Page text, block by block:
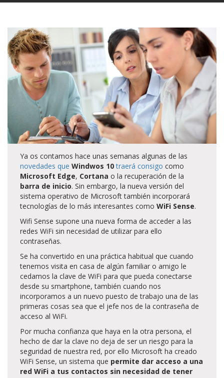
Ya os contamos hace unas semanas algunas de las
novedades que Windwos 10traerá consigo como
Microsoft Edge, Cortana o la recuperación de la
barra de inicio. Sin embargo, la nueva versión del
sistema operativo de Microsoft también incorporará
tecnologías de lo más interesantes como WiFi Sense.
Wifi Sense supone una nueva forma de acceder a las
redes WiFi sin necesidad de utilizar para ello
contraseñas.
Se ha convertido en una práctica habitual que cuando
tenemos visita en casa de algún familiar o amigo le
cedamos la clave de WiFi para que pueda conectarse
desde su smartphone, también cuando nos
incorporamos a un nuevo puesto de trabajo una de las
primeras cosas sea que el jefe nos de la contraseña de
acceso al WiFi.
Por mucha confianza que haya en la otra persona, el
hecho de dar la clave no deja de ser un riesgo para la
seguridad de nuestra red, por ello Microsoft ha creado
WiFi Sense, un sistema que permite dar acceso a una
red WiFi a tus contactos sin necesidad de tener